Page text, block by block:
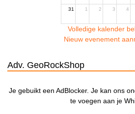
31 1 2 3 4
Volledige kalender
Nieuw evenement
Adv. GeoRockShop
Je gebuikt een AdBlocker. Je kan ons
te voegen aan je